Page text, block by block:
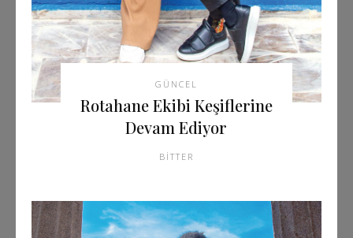
GÜNCEL
Rotahane Ekibi Keşiflerine
Devam Ediyor
BITTER